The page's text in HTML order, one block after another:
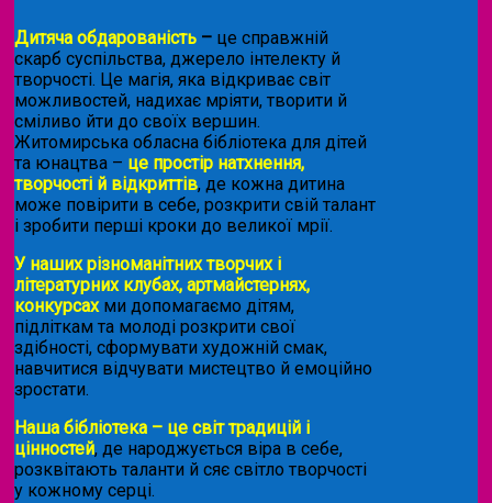
Дитяча обдарованість – це справжній
скарб суспільства, джерело інтелекту й
творчості. Це магія, яка відкриває світ
можливостей, надихає мріяти, творити й
сміливо йти до своїх вершин.
Житомирська обласна бібліотека для дітей
та юнацтва – це простір натхнення,
творчості й відкриттів, де кожна дитина
може повірити в себе, розкрити свій талант
і зробити перші кроки до великої мрії.
У наших різноманітних творчих і
літературних клубах, артмайстернях,
конкурсахми допомагаємо дітям,
підліткам та молоді розкрити свої
здібності, сформувати художній смак,
навчитися відчувати мистецтво й емоційно
зростати.
Наша бібліотека – це світ традицій і
цінностей, де народжується віра в себе,
розквітають таланти й сяє світло творчості
у кожному серці.